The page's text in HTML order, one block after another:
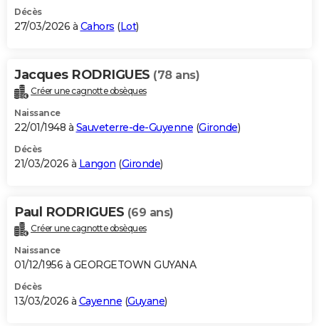
Décès
27/03/2026 à Cahors (Lot)
Jacques RODRIGUES (78 ans)
Créer une cagnotte obsèques
Naissance
22/01/1948 à Sauveterre-de-Guyenne (Gironde)
Décès
21/03/2026 à Langon (Gironde)
Paul RODRIGUES (69 ans)
Créer une cagnotte obsèques
Naissance
01/12/1956 à GEORGETOWN GUYANA
Décès
13/03/2026 à Cayenne (Guyane)